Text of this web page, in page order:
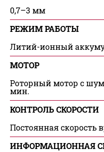
0,7–3 мм
РЕЖИМ РАБОТЫ
Литий-ионный
МОТОР
Роторный мотор с
мин.
КОНТРОЛЬ СКОРОСТИ
Постоянная скорость
ИНФОРМАЦИОННАЯ